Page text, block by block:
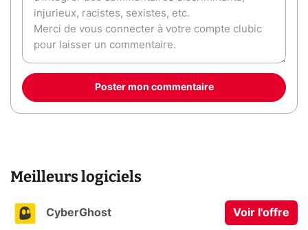
Poster mon commentaire
Meilleurs logiciels
CyberGhost Voir l'offre